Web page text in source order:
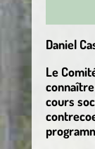
Daniel
Le
cours